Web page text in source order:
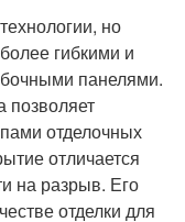
но
гибкими и
панелями.
позволяет
отделочных
отличается
на разрыв. Его
отделки для